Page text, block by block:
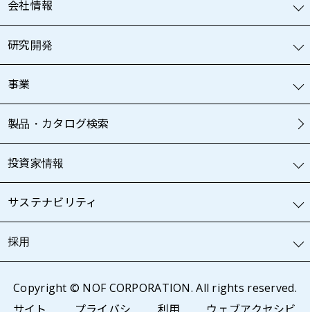
会社情報
研究開発
事業
製品・カタログ検索
投資家情報
サステナビリティ
採用
Copyright © NOF CORPORATION. All rights reserved.